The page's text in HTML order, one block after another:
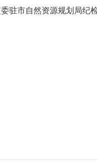
驻市自然资源规划局纪